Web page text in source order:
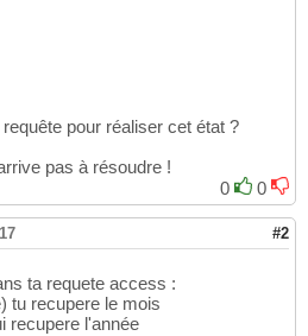
pour réaliser cet état ?
pas à résoudre !
0
0
#2
ta requete access :
tu recupere le mois
recupere l'année